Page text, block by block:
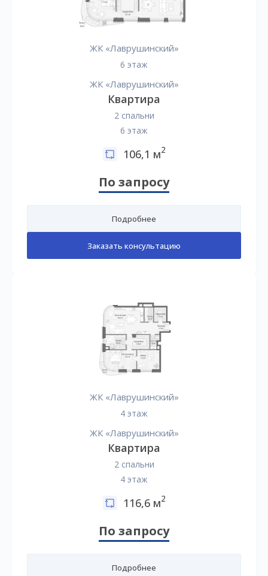
ЖК «Лаврушинский»
6 этаж
ЖК «Лаврушинский»
Квартира
2 спальни
6 этаж
106,1 м2
По запросу
Подробнее
Заказать консультацию
ЖК «Лаврушинский»
4 этаж
ЖК «Лаврушинский»
Квартира
2 спальни
4 этаж
116,6 м2
По запросу
Подробнее